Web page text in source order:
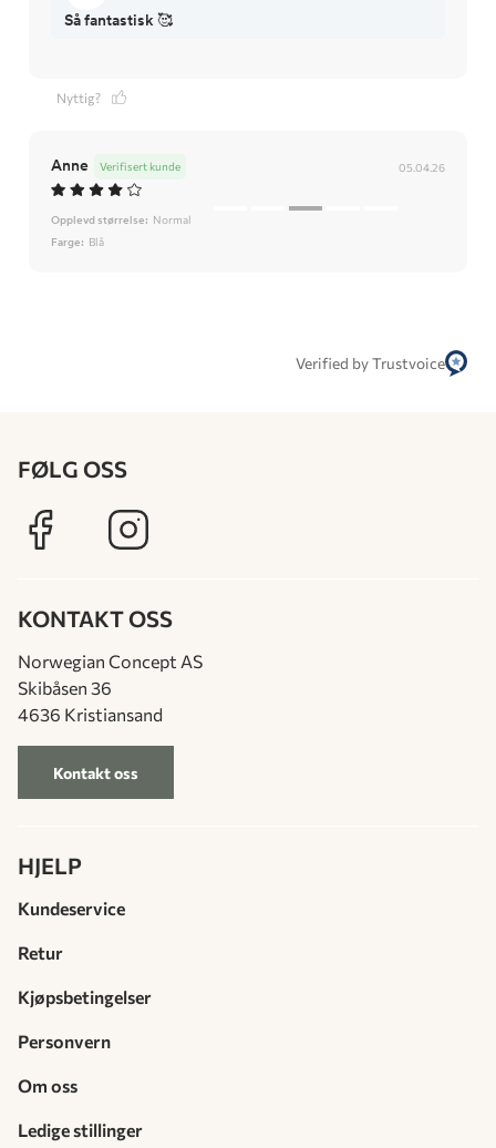
Nyttig?
Anne 05.04.26
Verifisert kunde
Opplevd størrelse: Normal
Farge: Blå
Verified by Trustvoice
FØLG OSS
KONTAKT OSS
Norwegian Concept AS
Skibåsen 36
4636 Kristiansand
Kontakt oss
HJELP
Kundeservice
Retur
Kjøpsbetingelser
Personvern
Om oss
Ledige stillinger